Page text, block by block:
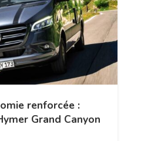
renforcée :
Grand Canyon